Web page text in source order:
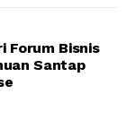
Forum Bisnis
Santap